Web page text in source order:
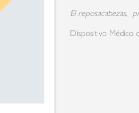
El reposacabezas,
Dispositivo Médico